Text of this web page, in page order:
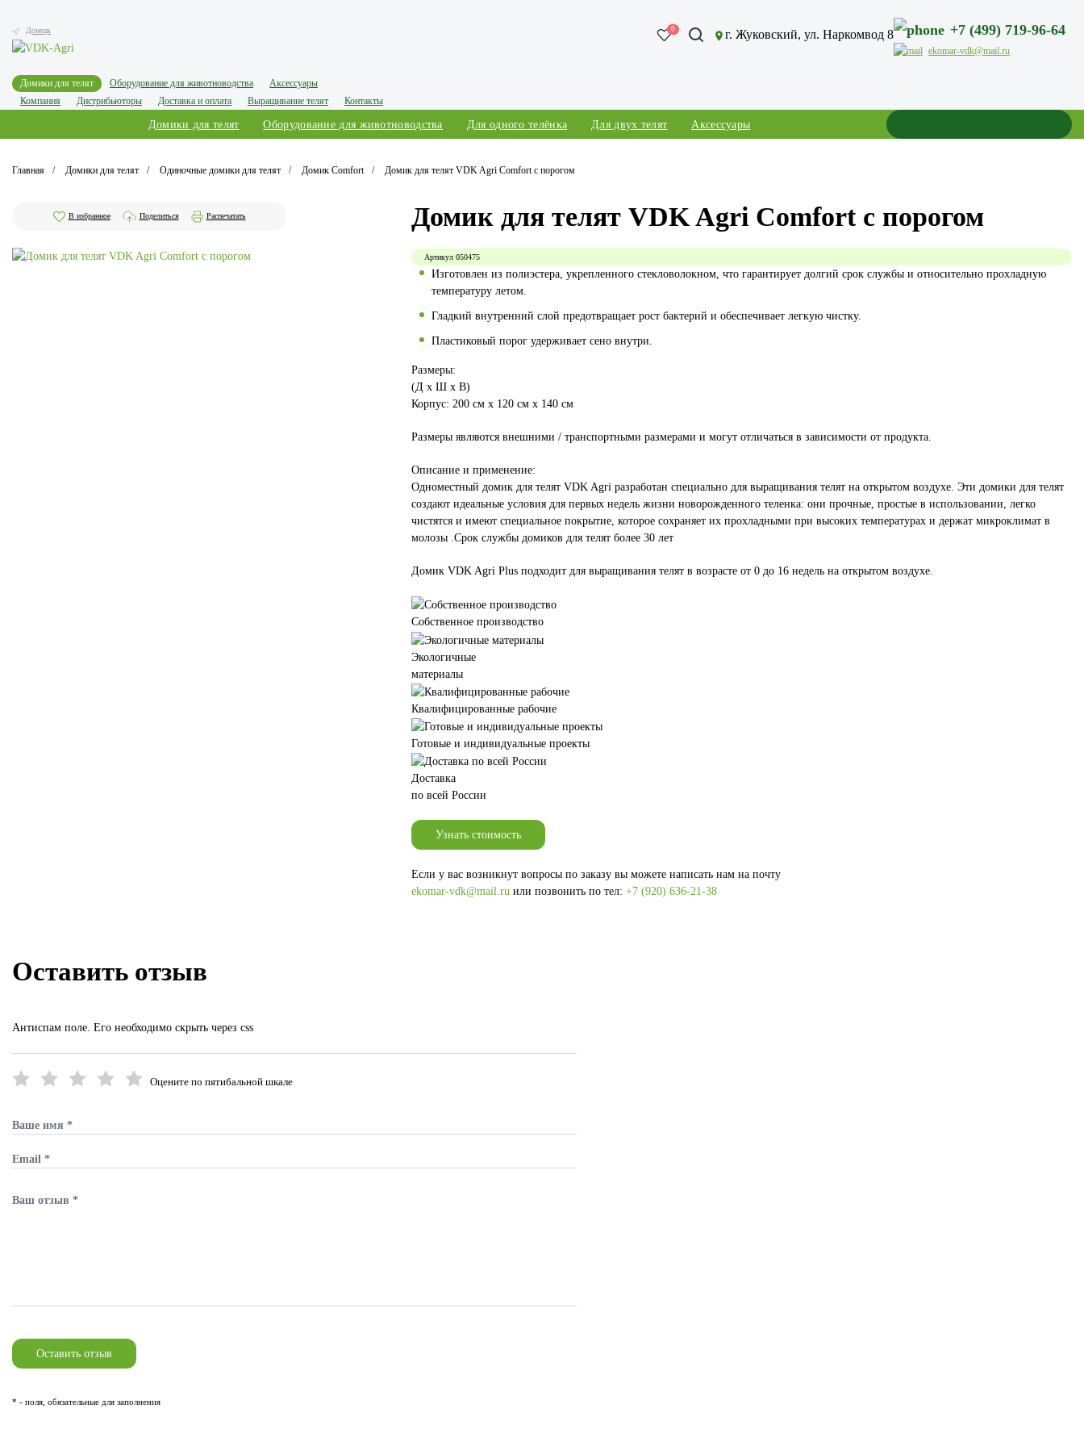
Донецк 0 г. Жуковский, ул. Наркомвод 8 +7 (499) 719-96-64
ekomar-vdk@mail.ru
Домики для телят Оборудование для животноводства
Аксессуары
Компания
Дистрибьюторы Доставка и оплата Выращивание телят Контакты
Домики для телят Оборудование для животноводства Для одного телёнка Для двух телят Аксессуары
Главная Домики для телят Одиночные домики для телят Домик Comfort Домик для телят VDK Agri Comfort c порогом
В избранное Поделиться Распечатать Домик для телят VDK Agri Comfort c порогом
Артикул 050475
Изготовлен из полиэстера, укрепленного стекловолокном, что гарантирует долгий срок службы и относительно прохладную
температуру летом.
Гладкий внутренний слой предотвращает рост бактерий и обеспечивает легкую чистку.
Пластиковый порог удерживает сено внутри.
Размеры:
(Д x Ш x В)
Корпус: 200 см x 120 см x 140 cм
Размеры являются внешними / транспортными размерами и могут отличаться в зависимости от продукта.
Описание и применение:
Одноместный домик для телят VDK Agri разработан специально для выращивания телят на открытом воздухе. Эти домики для телят
создают идеальные условия для первых недель жизни новорожденного теленка: они прочные, простые в использовании, легко
чистятся и имеют специальное покрытие, которое сохраняет их прохладными при высоких температурах и держат микроклимат в
молозы .Срок службы домиков для телят более 30 лет
Домик VDK Agri Plus подходит для выращивания телят в возрасте от 0 до 16 недель на открытом воздухе.
Собственное производство
Экологичные
материалы
Квалифицированные рабочие
Готовые и индивидуальные проекты
Доставка
по всей России
Узнать стоимость
Если у вас возникнут вопросы по заказу вы можете написать нам на почту
ekomar-vdk@mail.ru или позвонить по тел: +7 (920) 636-21-38
Оставить отзыв
Антиспам поле. Его необходимо скрыть через css
Оцените по пятибальной шкале
* - поля, обязательные для заполнения